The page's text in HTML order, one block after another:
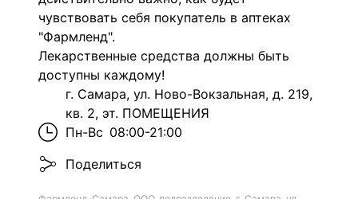
чувствовать себя покупатель в аптеках
"Фармленд".
Лекарственные средства должны быть
доступны каждому!
г. Самара, ул. Ново-Вокзальная, д. 219,
кв. 2, эт. ПОМЕЩЕНИЯ
Пн-Вс 08:00-21:00
Поделиться